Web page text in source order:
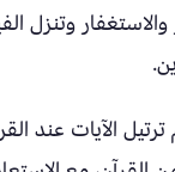
وتنزل
الآيات عند